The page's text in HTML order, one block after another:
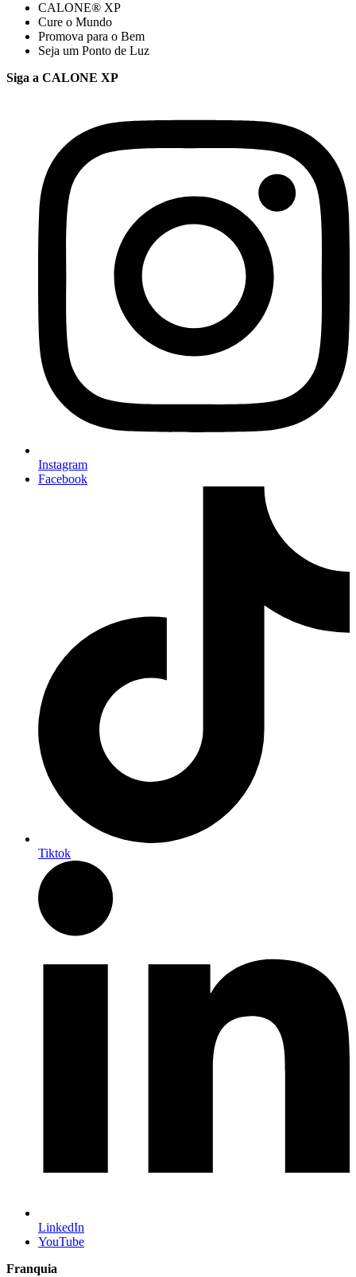
CALONE® XP
Cure o Mundo
Promova para o Bem
Seja um Ponto de Luz
Siga a CALONE XP
Instagram
Facebook
Tiktok
LinkedIn
YouTube
Franquia